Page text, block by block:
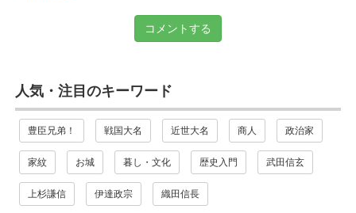
コメントする
人気・注目のキーワード
豊臣兄弟！ 戦国大名 近世大名 商人 政治家
家紋 お城 暮し・文化 歴史入門 武田信玄
上杉謙信 伊達政宗 織田信長